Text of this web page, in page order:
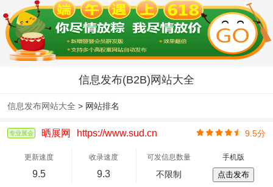
信息发布(B2B)网站大全
信息发布网站大全 > 网站排名
专业展会 晒展网 https://www.sud.cn 9.5分
更新速度
9.5
收录速度
9.3
可发信息数量
不限制
手机版
点击发布